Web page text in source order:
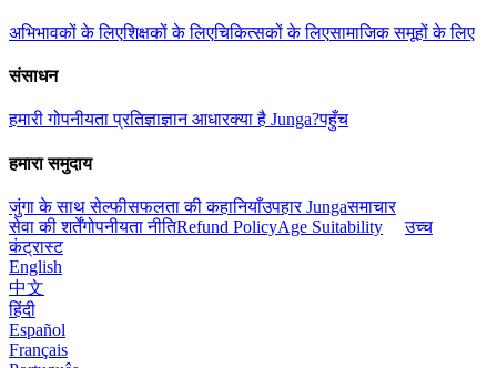
अभिभावकों के लिएशिक्षकों के लिएचिकित्सकों के लिएसामाजिक समूहों के लिए
संसाधन
हमारी गोपनीयता प्रतिज्ञाज्ञान आधारक्या है Junga?पहुँच
हमारा समुदाय
जुंगा के साथ सेल्फीसफलता की कहानियाँउपहार Jungaसमाचार
सेवा की शर्तेंगोपनीयता नीतिRefund PolicyAge Suitability
उच्च
कंट्रास्ट
English
中文
हिंदी
Español
Français